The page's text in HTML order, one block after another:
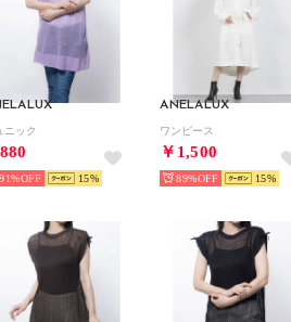
ニック
91% 15
ANELALUX
ワンピース
￥1,500
89% 15